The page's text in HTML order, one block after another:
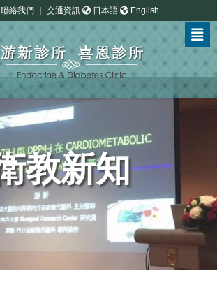
聯絡我們 交通資訊 日本語 English
教新知